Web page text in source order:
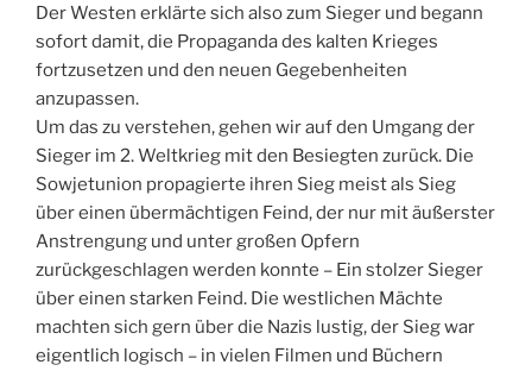
Der Westen erklärte sich also zum Sieger und begann
sofort damit, die Propaganda des kalten Krieges
fortzusetzen und den neuen Gegebenheiten
anzupassen.
Um das zu verstehen, gehen wir auf den Umgang der
Sieger im 2. Weltkrieg mit den Besiegten zurück. Die
Sowjetunion propagierte ihren Sieg meist als Sieg
über einen übermächtigen Feind, der nur mit äußerster
Anstrengung und unter großen Opfern
zurückgeschlagen werden konnte – Ein stolzer Sieger
über einen starken Feind. Die westlichen Mächte
machten sich gern über die Nazis lustig, der Sieg war
eigentlich logisch – in vielen Filmen und Büchern